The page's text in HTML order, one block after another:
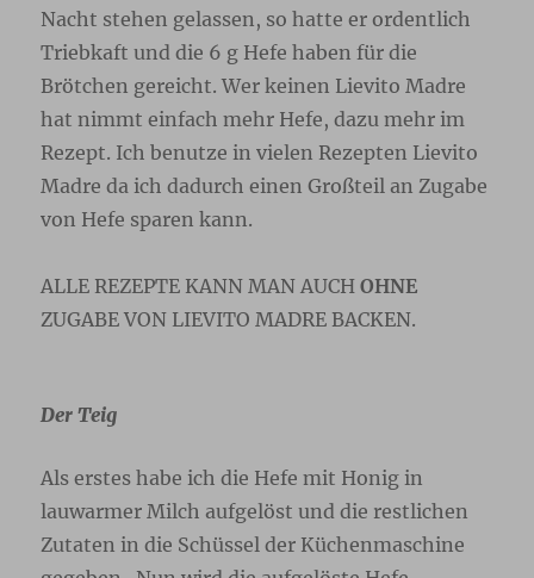
Nacht stehen gelassen, so hatte er ordentlich
Triebkaft und die 6 g Hefe haben für die
Brötchen gereicht. Wer keinen Lievito Madre
hat nimmt einfach mehr Hefe, dazu mehr im
Rezept. Ich benutze in vielen Rezepten Lievito
Madre da ich dadurch einen Großteil an Zugabe
von Hefe sparen kann.
ALLE REZEPTE KANN MAN AUCHOHNE
ZUGABE VON LIEVITO MADRE BACKEN.
Der Teig
Als erstes habe ich die Hefe mit Honig in
lauwarmer Milch aufgelöst und die restlichen
Zutaten in die Schüssel der Küchenmaschine